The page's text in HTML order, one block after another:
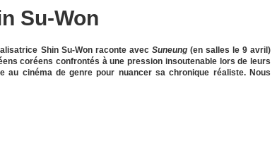
Su-Won
Shin Su-Won raconte avec Suneung(en salles le 9 avril)
coréens confrontés à une pression insoutenable lors de leurs
au cinéma de genre pour nuancer sa chronique réaliste. Nous